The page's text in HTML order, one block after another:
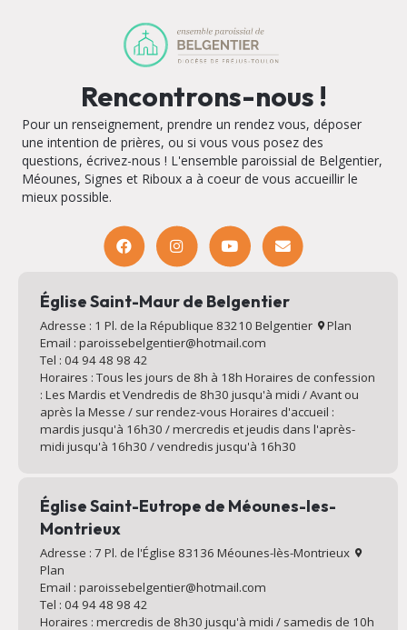
Rencontrons-nous !
Pour un renseignement, prendre un rendez vous, déposer
une intention de prières, ou si vous vous posez des
questions, écrivez-nous ! L'ensemble paroissial de Belgentier,
Méounes, Signes et Riboux a à coeur de vous accueillir le
mieux possible.
Église Saint-Maur de Belgentier
Adresse : 1 Pl. de la République 83210 Belgentier
Plan
Email : paroissebelgentier@hotmail.com
Tel : 04 94 48 98 42
Horaires : Tous les jours de 8h à 18h Horaires de confession
: Les Mardis et Vendredis de 8h30 jusqu'à midi / Avant ou
après la Messe / sur rendez-vous Horaires d'accueil :
mardis jusqu'à 16h30 / mercredis et jeudis dans l'après-
midi jusqu'à 16h30 / vendredis jusqu'à 16h30
Église Saint-Eutrope de Méounes-les-
Montrieux
Adresse : 7 Pl. de l'Église 83136 Méounes-lès-Montrieux
Plan
Email : paroissebelgentier@hotmail.com
Tel : 04 94 48 98 42
Horaires : mercredis de 8h30 jusqu'à midi / samedis de 10h